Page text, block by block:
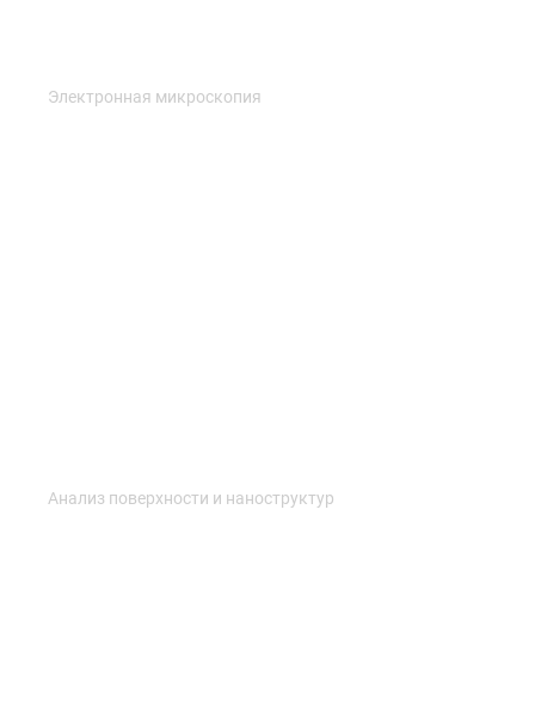
Электронная микроскопия
Анализ поверхности и наноструктур